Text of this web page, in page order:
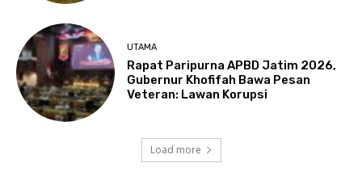
UTAMA
Rapat Paripurna APBD Jatim 2026,
Gubernur Khofifah Bawa Pesan
Veteran: Lawan Korupsi
Load more